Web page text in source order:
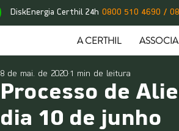
DiskEnergia Certhil 24h 0800 510 4690 /
A CERTHIL
Processo de
dia 10 de junho
8 de mai. de 2020 1 min de leitura